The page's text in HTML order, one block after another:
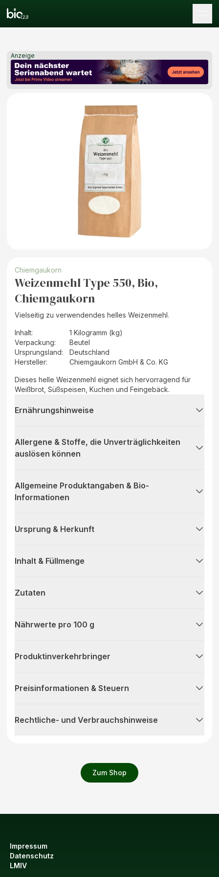
Anzeige
Zum Shop
Chiemgaukorn
Weizenmehl Type 550, Bio,
Chiemgaukorn
Vielseitig zu verwendendes helles Weizenmehl.
Inhalt:
1 Kilogramm (kg)
Verpackung:
Beutel
Ursprungsland:
Deutschland
Hersteller: Chiemgaukorn GmbH & Co. KG
Dieses helle Weizenmehl eignet sich hervorragend für
Weißbrot, Süßspeisen, Kuchen und Feingebäck.
Ernährungshinweise
Allergene & Stoffe, die Unverträglichkeiten
auslösen können
Allgemeine Produktangaben & Bio-
Informationen
Ursprung & Herkunft
Inhalt & Füllmenge
Zutaten
Nährwerte pro 100 g
Produktinverkehrbringer
Preisinformationen & Steuern
Rechtliche- und Verbrauchshinweise
Impressum
Datenschutz
LMIV